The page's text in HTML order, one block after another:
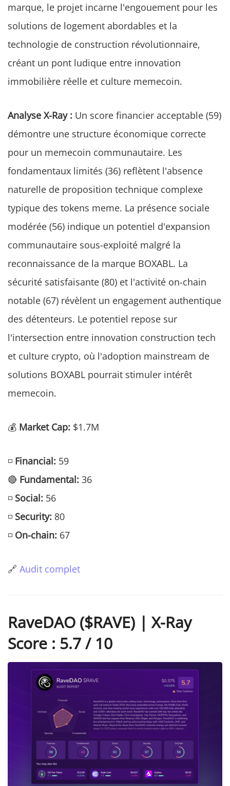
marque, le projet incarne l'engouement pour les
solutions de logement abordables et la
technologie de construction révolutionnaire,
créant un pont ludique entre innovation
immobilière réelle et culture memecoin.
Analyse X-Ray : Un score financier acceptable (59)
démontre une structure économique correcte
pour un memecoin communautaire. Les
fondamentaux limités (36) reflètent l'absence
naturelle de proposition technique complexe
typique des tokens meme. La présence sociale
modérée (56) indique un potentiel d'expansion
communautaire sous-exploité malgré la
reconnaissance de la marque BOXABL. La
sécurité satisfaisante (80) et l'activité on-chain
notable (67) révèlent un engagement authentique
des détenteurs. Le potentiel repose sur
l'intersection entre innovation construction tech
et culture crypto, où l'adoption mainstream de
solutions BOXABL pourrait stimuler intérêt
memecoin.
💰 Market Cap: $1.7M
◽ Financial: 59
🔴 Fundamental: 36
◽ Social: 56
◽ Security: 80
◽ On-chain: 67
🔗 Audit complet
RaveDAO ($RAVE) | X-Ray
Score : 5.7 / 10